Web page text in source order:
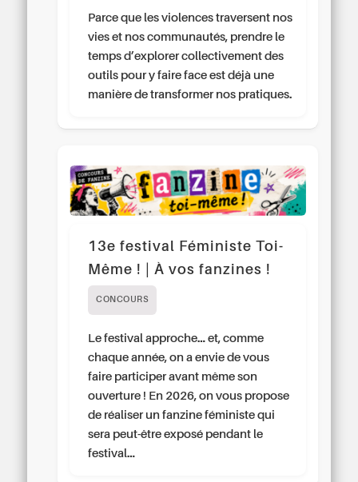
Parce que les violences traversent nos
vies et nos communautés, prendre le
temps d’explorer collectivement des
outils pour y faire face est déjà une
manière de transformer nos pratiques.
13e festival Féministe Toi-
Même ! | À vos fanzines !
CONCOURS
Le festival approche… et, comme
chaque année, on a envie de vous
faire participer avant même son
ouverture ! En 2026, on vous propose
de réaliser un fanzine féministe qui
sera peut-être exposé pendant le
festival…